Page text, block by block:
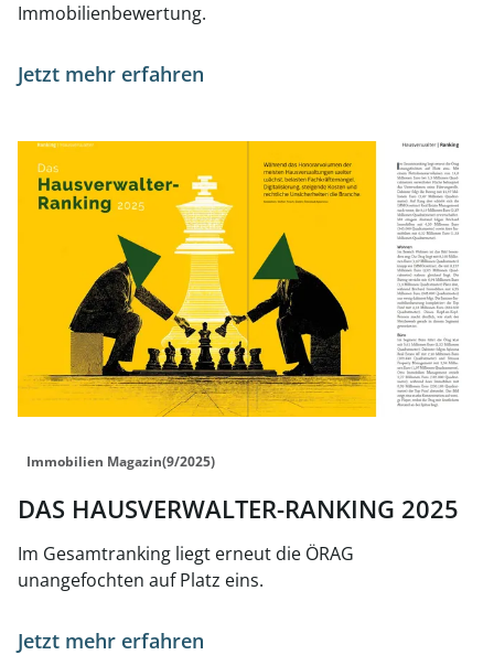
Immobilienbewertung.
Jetzt mehr erfahren
Link zur Seite DAS HAUSVERWALTER-RANKING 2025
Immobilien Magazin(9/2025)
DAS HAUSVERWALTER-RANKING 2025
Im Gesamtranking liegt erneut die ÖRAG
unangefochten auf Platz eins.
Jetzt mehr erfahren